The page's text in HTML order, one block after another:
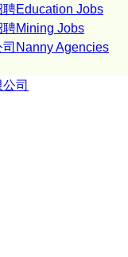
聘Education Jobs
聘Mining Jobs
司Nanny Agencies
司